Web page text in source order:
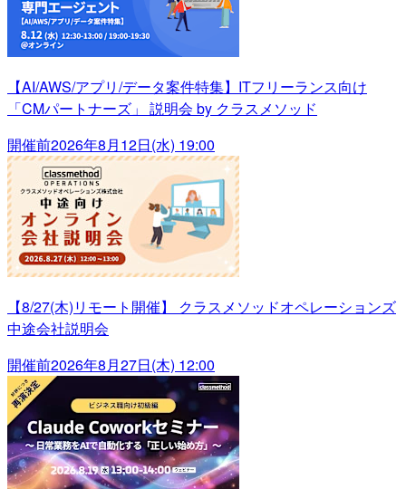
【AI/AWS/アプリ/データ案件特集】ITフリーランス向け
「CMパートナーズ」 説明会 by クラスメソッド
開催前2026年8月12日(水) 19:00
【8/27(木)リモート開催】 クラスメソッドオペレーションズ
中途会社説明会
開催前2026年8月27日(木) 12:00